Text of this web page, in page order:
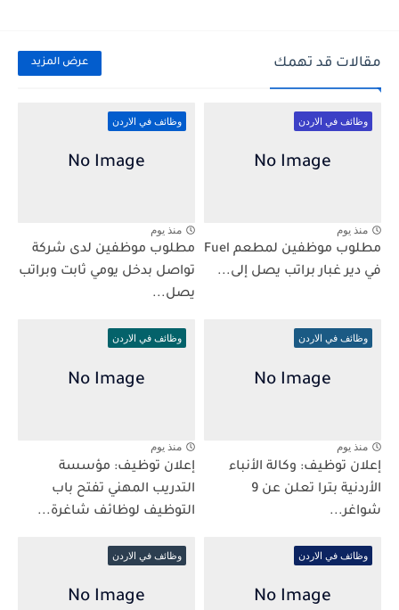
مقالات قد تهمك عرض المزيد
وظائف في الاردن
منذ يوم
مطلوب موظفين لمطعم Fuel
في دير غبار براتب يصل إلى...
وظائف في الاردن
منذ يوم
مطلوب موظفين لدى شركة
تواصل بدخل يومي ثابت وبراتب
يصل...
وظائف في الاردن
منذ يوم
إعلان توظيف: وكالة الأنباء
الأردنية بترا تعلن عن 9
شواغر...
وظائف في الاردن
منذ يوم
إعلان توظيف: مؤسسة
التدريب المهني تفتح باب
التوظيف لوظائف شاغرة...
وظائف في الاردن وظائف في الاردن